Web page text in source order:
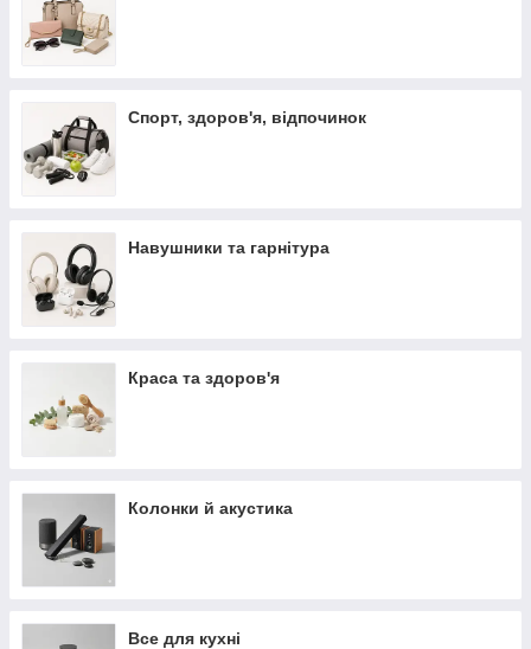
Спорт, здоров'я, відпочинок
Навушники та гарнітура
Краса та здоров'я
Колонки й акустика
Все для кухні